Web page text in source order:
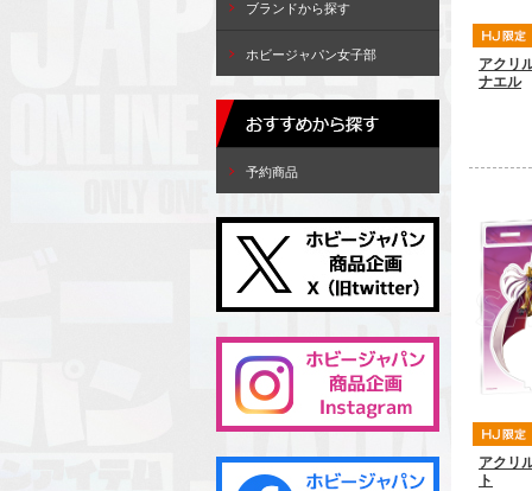
アクリ
ナエル
アクリ
ト
ブランドから探す
ホビージャパン女子部
予約商品